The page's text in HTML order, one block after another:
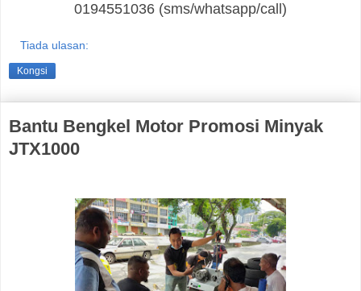
0194551036 (sms/whatsapp/call)
Tiada ulasan:
Kongsi
Bantu Bengkel Motor Promosi Minyak
JTX1000